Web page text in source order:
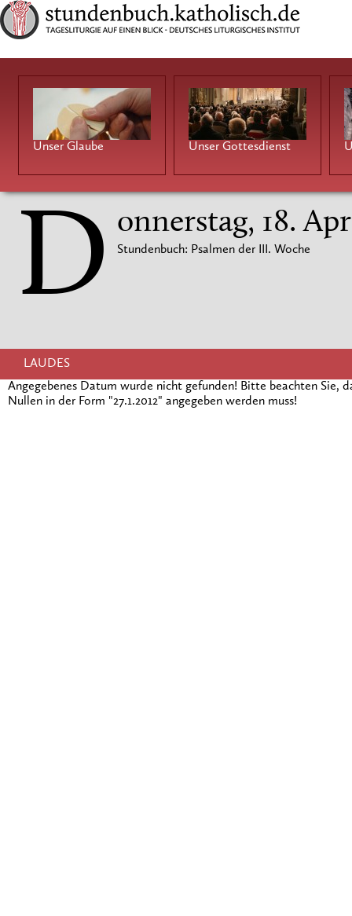
Unser Glaube Unser Gottesdienst
D onnerstag, 18.
Stundenbuch: Psalmen der III. Woche
LAUDES
Angegebenes Datum wurde nicht gefunden! Bitte beachten Sie,
Nullen in der Form "27.1.2012" angegeben werden muss!